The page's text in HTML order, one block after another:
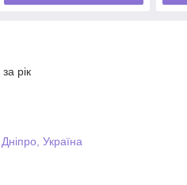
рік
Україна